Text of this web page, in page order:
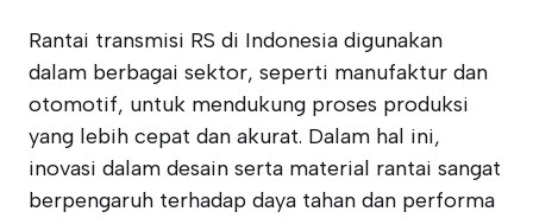
Rantai transmisi RS di Indonesia digunakan
dalam berbagai sektor, seperti manufaktur dan
otomotif, untuk mendukung proses produksi
yang lebih cepat dan akurat. Dalam hal ini,
inovasi dalam desain serta material rantai sangat
berpengaruh terhadap daya tahan dan performa